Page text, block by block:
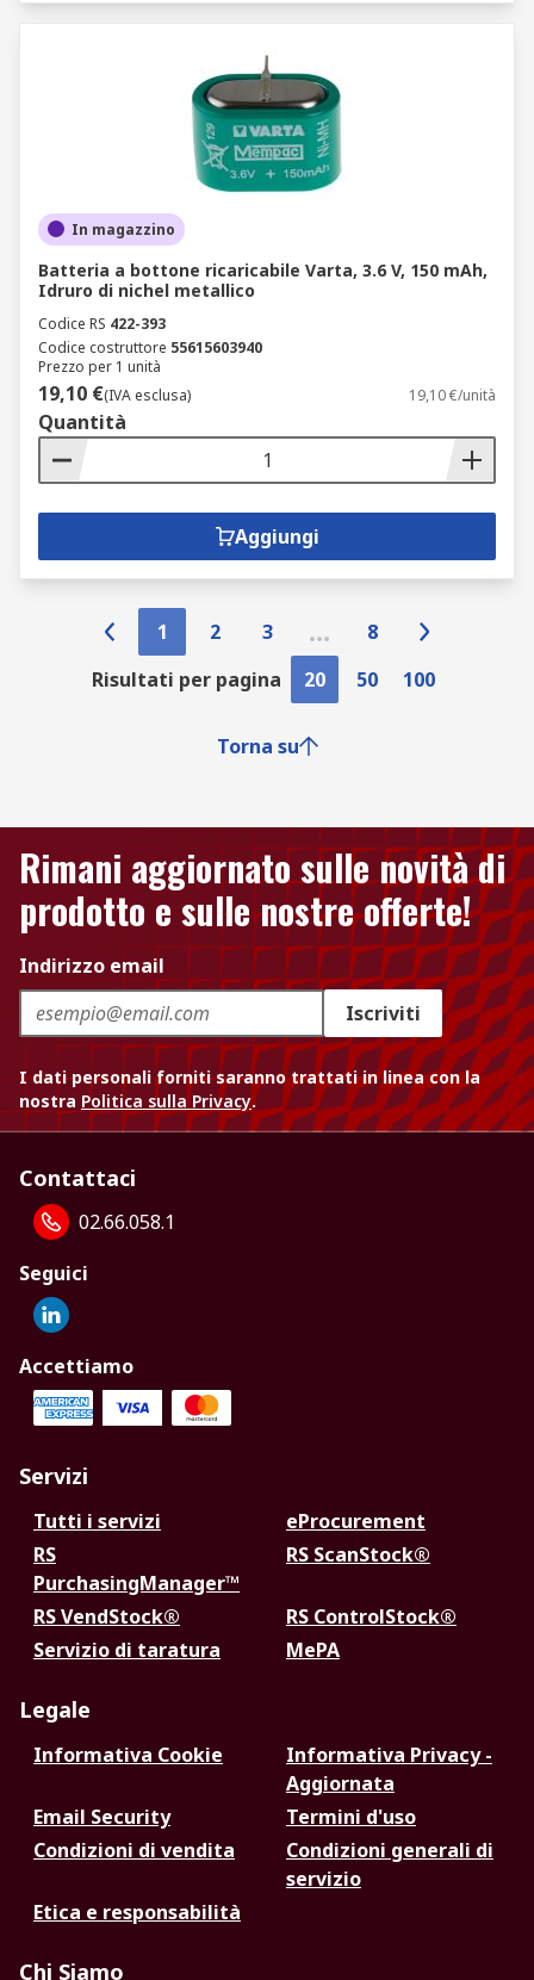
In magazzino
Batteria a bottone ricaricabile Varta, 3.6 V, 150 mAh,
Idruro di nichel metallico
Codice RS 422-393
Codice costruttore 55615603940
Prezzo per 1 unità
19,10 €(IVA esclusa) 19,10 €/unità
Quantità
Aggiungi
1 2 3
8
Risultati per pagina
20 50 100
Torna su
Rimani aggiornato sulle novità di
prodotto e sulle nostre offerte!
Indirizzo email
Iscriviti
I dati personali forniti saranno trattati in linea con la
nostra Politica sulla Privacy.
Contattaci
02.66.058.1
Seguici
Accettiamo
Servizi
Tutti i servizi
eProcurement
RS
PurchasingManager™
RS ScanStock®
RS VendStock®
RS ControlStock®
Servizio di taratura
MePA
Legale
Informativa Cookie
Informativa Privacy -
Aggiornata
Email Security
Termini d'uso
Condizioni di vendita
Condizioni generali di
servizio
Etica e responsabilità
Chi Siamo